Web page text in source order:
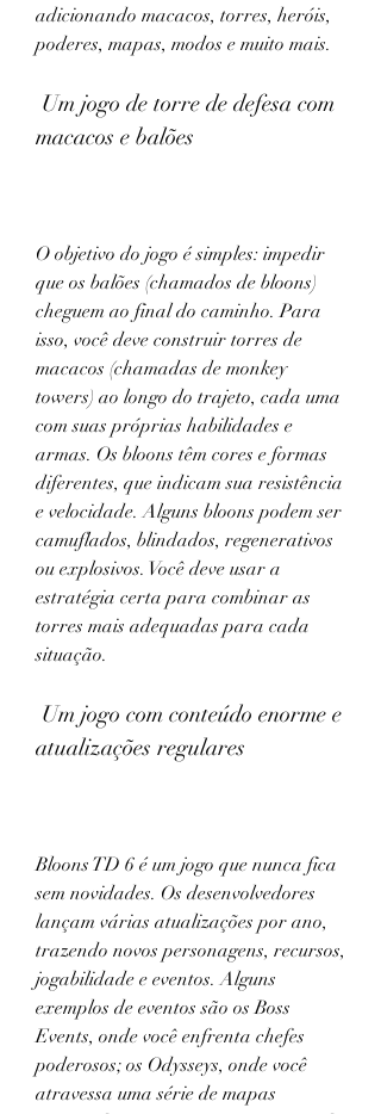
adicionando macacos, torres, heróis,
poderes, mapas, modos e muito mais.
macacos e balões
O objetivo do jogo é simples: impedir
que os balões (chamados de bloons)
cheguem ao final do caminho. Para
isso, você deve construir torres de
macacos (chamadas de monkey
towers) ao longo do trajeto, cada uma
com suas próprias habilidades e
armas. Os bloons têm cores e formas
diferentes, que indicam sua resistência
e velocidade. Alguns bloons podem ser
camuflados, blindados, regenerativos
ou explosivos. Você deve usar a
estratégia certa para combinar as
torres mais adequadas para cada
situação.
atualizações regulares
Bloons TD 6 é um jogo que nunca fica
sem novidades. Os desenvolvedores
lançam várias atualizações por ano,
trazendo novos personagens, recursos,
jogabilidade e eventos. Alguns
exemplos de eventos são os Boss
Events, onde você enfrenta chefes
poderosos; os Odysseys, onde você
atravessa uma série de mapas